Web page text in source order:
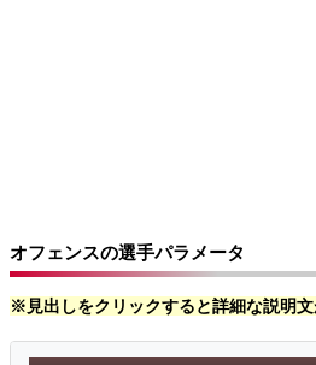
オフェンスの選手パラメータ
※見出しをクリックすると詳細な説明文